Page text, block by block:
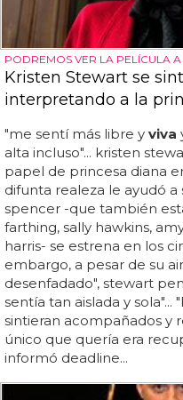
PODREMOS VER LA PELÍCULA
Kristen Stewart se
interpretando a la
"me sentí más libre y viva
alta incluso"... kristen
papel de princesa diana
difunta realeza le ayudó a
spencer -que también
farthing, sally hawkins,
harris- se estrena en los
embargo, a pesar de su
desenfadado", stewart
sentía tan aislada y
sintieran acompañados y
único que quería era
informó deadline...